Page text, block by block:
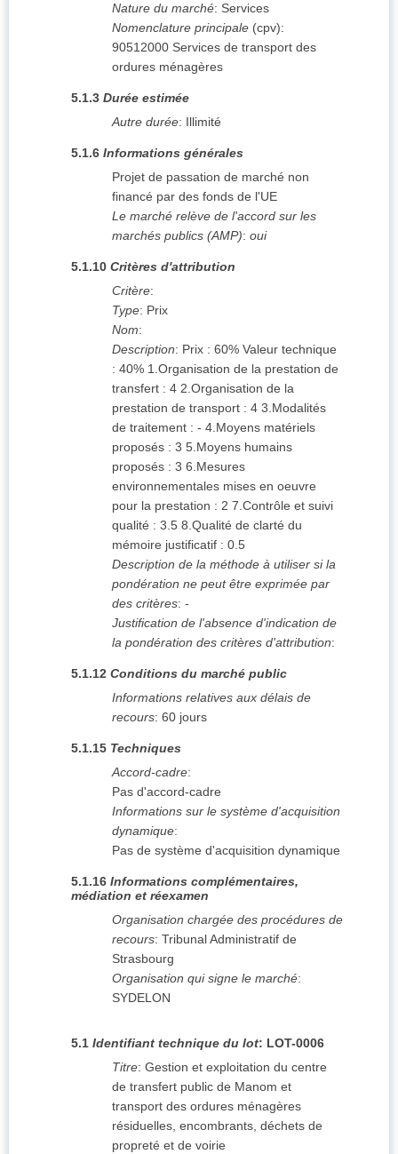
Nature du marché: Services
Nomenclature principale (cpv):
90512000 Services de transport des
ordures ménagères
5.1.3 Durée estimée
Autre durée: Illimité
5.1.6 Informations générales
Projet de passation de marché non
financé par des fonds de l'UE
Le marché relève de l'accord sur les
marchés publics (AMP): oui
5.1.10 Critères d'attribution
Critère:
Type: Prix
Nom:
Description: Prix : 60% Valeur technique
: 40% 1.Organisation de la prestation de
transfert : 4 2.Organisation de la
prestation de transport : 4 3.Modalités
de traitement : - 4.Moyens matériels
proposés : 3 5.Moyens humains
proposés : 3 6.Mesures
environnementales mises en oeuvre
pour la prestation : 2 7.Contrôle et suivi
qualité : 3.5 8.Qualité de clarté du
mémoire justificatif : 0.5
Description de la méthode à utiliser si la
pondération ne peut être exprimée par
des critères: -
Justification de l'absence d'indication de
la pondération des critères d'attribution:
5.1.12 Conditions du marché public
Informations relatives aux délais de
recours: 60 jours
5.1.15 Techniques
Accord-cadre:
Pas d'accord-cadre
Informations sur le système d'acquisition
dynamique:
Pas de système d'acquisition dynamique
5.1.16 Informations complémentaires,
médiation et réexamen
Organisation chargée des procédures de
recours: Tribunal Administratif de
Strasbourg
Organisation qui signe le marché:
SYDELON
5.1 Identifiant technique du lot: LOT-0006
Titre: Gestion et exploitation du centre
de transfert public de Manom et
transport des ordures ménagères
résiduelles, encombrants, déchets de
propreté et de voirie